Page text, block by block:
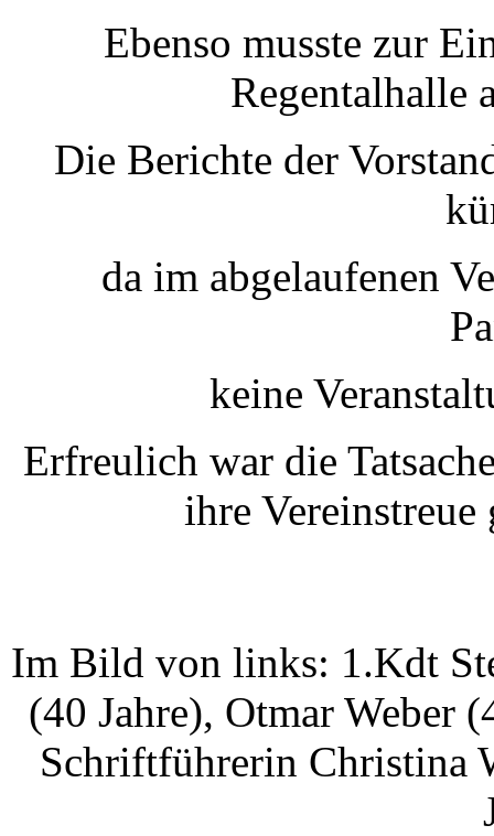
Ebenso musste zur
Regentalhalle
Die Berichte der
da im abgelaufenen
keine
Erfreulich war die
ihre
Im Bild von links: 1.Kdt
(40 Jahre), Otmar Weber
Schriftführerin Christina